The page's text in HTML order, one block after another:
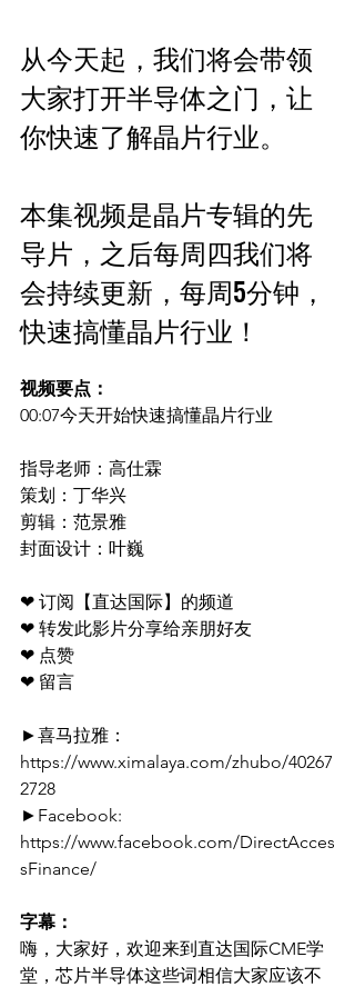
从今天起，我们将会带领
大家打开半导体之门，让
你快速了解晶片行业。
本集视频是晶片专辑的先
导片，之后每周四我们将
会持续更新，每周5分钟，
快速搞懂晶片行业！
视频要点：
00:07今天开始快速搞懂晶片行业
指导老师：高仕霖
策划：丁华兴
剪辑：范景雅
封面设计：叶巍
❤ 订阅【直达国际】的频道
❤ 转发此影片分享给亲朋好友
❤ 点赞
❤ 留言
►喜马拉雅：
https://www.ximalaya.com/zhubo/40267
2728
►Facebook:
https://www.facebook.com/DirectAcces
sFinance/
字幕：
嗨，大家好，欢迎来到直达国际CME学
堂，芯片半导体这些词相信大家应该不